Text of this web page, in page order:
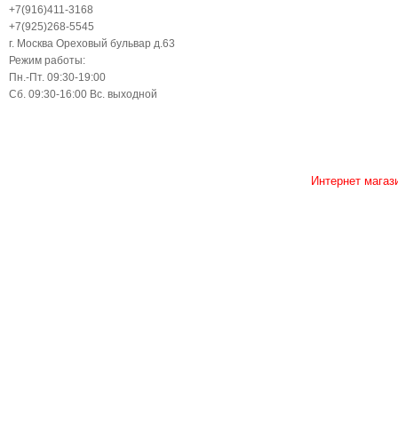
+7(916)411-3168
+7(925)268-5545
г. Москва Ореховый бульвар д.63
Режим работы:
Пн.-Пт. 09:30-19:00
Сб. 09:30-16:00 Вс. выходной
Интернет